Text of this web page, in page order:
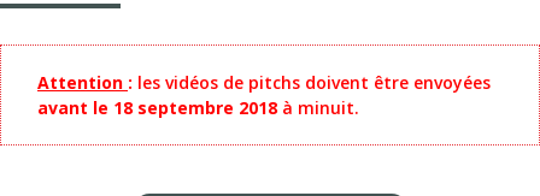
Attention : les vidéos de pitchs doivent être envoyées
avant le 18 septembre 2018 à minuit.